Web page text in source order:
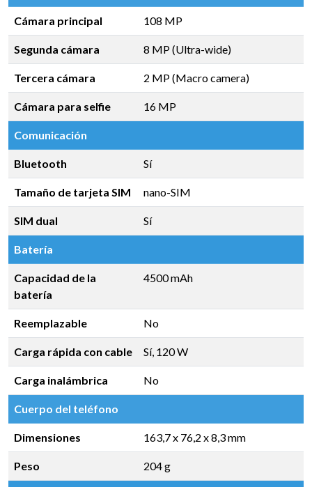
Cámara principal 108 MP
Segunda cámara 8 MP (Ultra-wide)
Tercera cámara 2 MP (Macro camera)
Cámara para selfie 16 MP
Comunicación
Bluetooth Sí
Tamaño de tarjeta SIM nano-SIM
SIM dual Sí
Batería
Capacidad de la
batería
4500 mAh
Reemplazable No
Carga rápida con cable Sí, 120 W
Carga inalámbrica No
Cuerpo del teléfono
Dimensiones 163,7 x 76,2 x 8,3 mm
Peso 204 g